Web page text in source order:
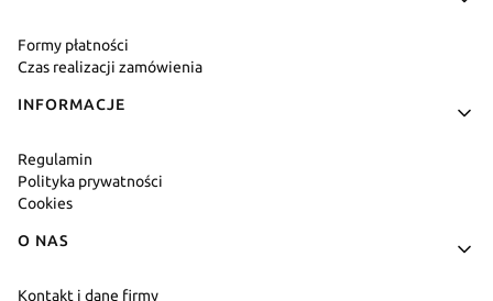
Formy płatności
Czas realizacji zamówienia
INFORMACJE
Regulamin
Polityka prywatności
Cookies
O NAS
Kontakt i dane firmy